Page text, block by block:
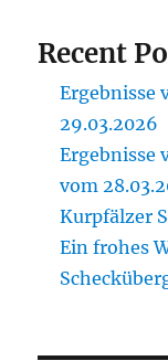
Recent
Ergebnisse
29.03.2026
Ergebnisse
vom
Kurpfälzer
Ein frohes